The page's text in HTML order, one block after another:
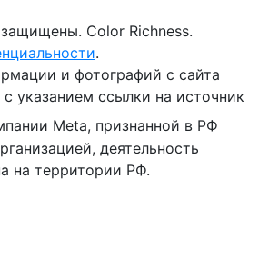
Color Richness.
.
и фотографий с сайта
указанием ссылки на источник
Meta, признанной в РФ
деятельность
на территории РФ.